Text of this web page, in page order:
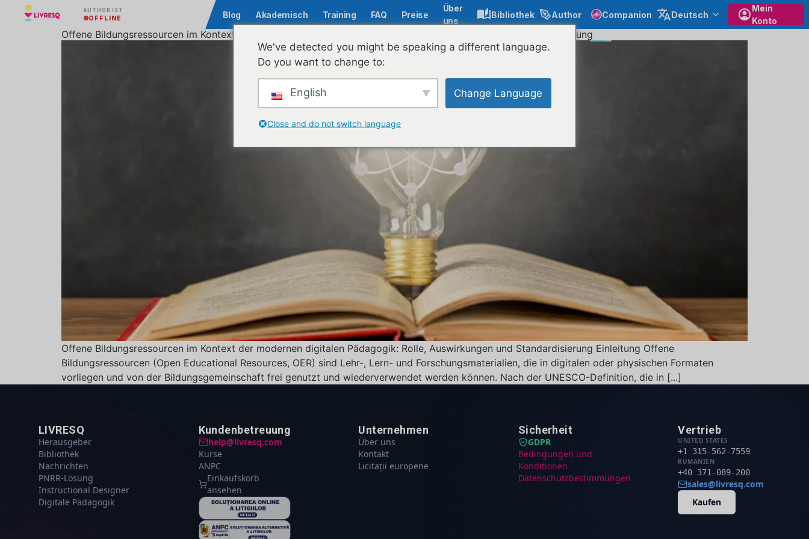
AUTHOR IST
OFFLINE Blog Akademisch Training FAQ Preise
Über
uns
Bibliothek Author Companion Deutsch
Mein
Konto
Offene Bildungsressourcen im Kontext der modernen digitalen Pädagogik: Rolle, Auswirkungen und Standardisierung
Offene Bildungsressourcen im Kontext der modernen digitalen Pädagogik: Rolle, Auswirkungen und Standardisierung Einleitung Offene
Bildungsressourcen (Open Educational Resources, OER) sind Lehr-, Lern- und Forschungsmaterialien, die in digitalen oder physischen Formaten
vorliegen und von der Bildungsgemeinschaft frei genutzt und wiederverwendet werden können. Nach der UNESCO-Definition, die in [...]
LIVRESQ
Herausgeber
Bibliothek
Nachrichten
PNRR-Lösung
Instructional Designer
Digitale Pädagogik
Kundenbetreuung
help@livresq.com
Kurse
ANPC
Einkaufskorb
ansehen
Unternehmen
Über uns
Kontakt
Licitații europene
Sicherheit
GDPR
Bedingungen und
Konditionen
Datenschutzbestimmungen
Vertrieb
UNITED STATES
+1 315-562-7559
RUMÄNIEN
+40 371-089-200
sales@livresq.com
Kaufen
We've detected you might be speaking a different language.
Do you want to change to:
English Change Language
Close and do not switch language